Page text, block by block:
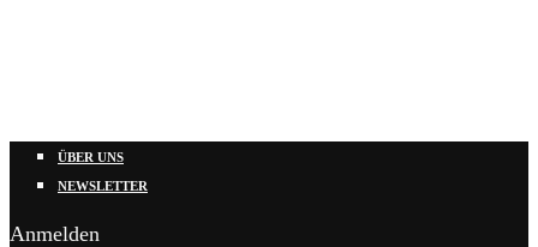
ÜBER UNS
NEWSLETTER
Anmelden